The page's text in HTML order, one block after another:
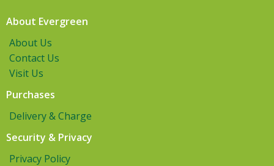
About Evergreen
About Us
Contact Us
Visit Us
Purchases
Delivery & Charge
Security & Privacy
Privacy Policy